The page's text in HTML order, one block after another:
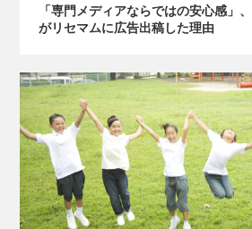
「専門メディアならではの安心感」
がリセマムに広告出稿した理由